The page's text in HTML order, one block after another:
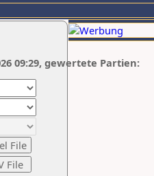
09:29, gewertete Partien: